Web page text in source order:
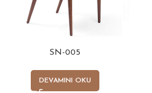
SN-005
DEVAMINI OKU